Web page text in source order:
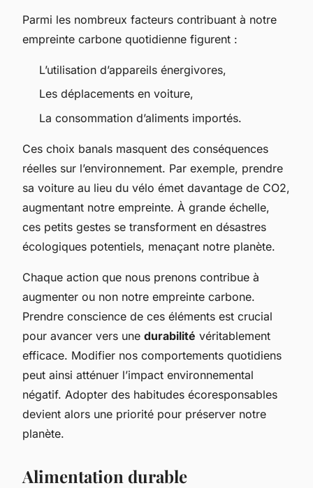
Parmi les nombreux facteurs contribuant à notre
empreinte carbone quotidienne figurent :
L’utilisation d’appareils énergivores,
Les déplacements en voiture,
La consommation d’aliments importés.
Ces choix banals masquent des conséquences
réelles sur l’environnement. Par exemple, prendre
sa voiture au lieu du vélo émet davantage de CO2,
augmentant notre empreinte. À grande échelle,
ces petits gestes se transforment en désastres
écologiques potentiels, menaçant notre planète.
Chaque action que nous prenons contribue à
augmenter ou non notre empreinte carbone.
Prendre conscience de ces éléments est crucial
pour avancer vers une durabilité véritablement
efficace. Modifier nos comportements quotidiens
peut ainsi atténuer l’impact environnemental
négatif. Adopter des habitudes écoresponsables
devient alors une priorité pour préserver notre
planète.
Alimentation durable